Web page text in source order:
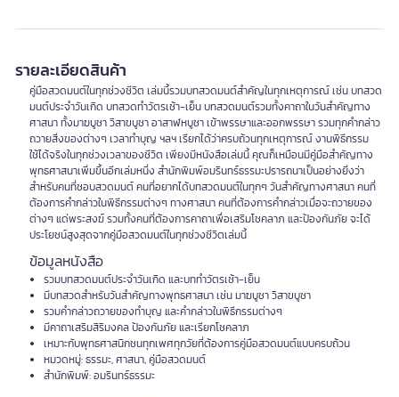
รายละเอียดสินค้า
คู่มือสวดมนต์ในทุกช่วงชีวิต เล่มนี้รวมบทสวดมนต์สำคัญในทุกเหตุการณ์ เช่น บทสวด
มนต์ประจำวันเกิด บทสวดทำวัตรเช้า-เย็น บทสวดมนต์รวมทั้งคาถาในวันสำคัญทาง
ศาสนา ทั้งมาฆบูชา วิสาขบูชา อาสาฬหบูชา เข้าพรรษาและออกพรรษา รวมทุกคำกล่าว
ถวายสิ่งของต่างๆ เวลาทำบุญ ฯลฯ เรียกได้ว่าครบถ้วนทุกเหตุการณ์ งานพิธีกรรม
ใช้ได้จริงในทุกช่วงเวลาของชีวิต เพียงมีหนังสือเล่มนี้ คุณก็เหมือนมีคู่มือสำคัญทาง
พุทธศาสนาเพิ่มขึ้นอีกเล่มหนึ่ง สำนักพิมพ์อมรินทร์ธรรมะปรารถนาเป็นอย่างยิ่งว่า
สำหรับคนที่ชอบสวดมนต์ คนที่อยากได้บทสวดมนต์ในทุกๆ วันสำคัญทางศาสนา คนที่
ต้องการคำกล่าวในพิธีกรรมต่างๆ ทางศาสนา คนที่ต้องการคำกล่าวเมื่อจะถวายของ
ต่างๆ แด่พระสงฆ์ รวมทั้งคนที่ต้องการคาถาเพื่อเสริมโชคลาภ และป้องกันภัย จะได้
ประโยชน์สูงสุดจากคู่มือสวดมนต์ในทุกช่วงชีวิตเล่มนี้
ข้อมูลหนังสือ
รวมบทสวดมนต์ประจำวันเกิด และบททำวัตรเช้า-เย็น
มีบทสวดสำหรับวันสำคัญทางพุทธศาสนา เช่น มาฆบูชา วิสาขบูชา
รวมคำกล่าวถวายของทำบุญ และคำกล่าวในพิธีกรรมต่างๆ
มีคาถาเสริมสิริมงคล ป้องกันภัย และเรียกโชคลาภ
เหมาะกับพุทธศาสนิกชนทุกเพศทุกวัยที่ต้องการคู่มือสวดมนต์แบบครบถ้วน
หมวดหมู่: ธรรมะ, ศาสนา, คู่มือสวดมนต์
สำนักพิมพ์: อมรินทร์ธรรมะ